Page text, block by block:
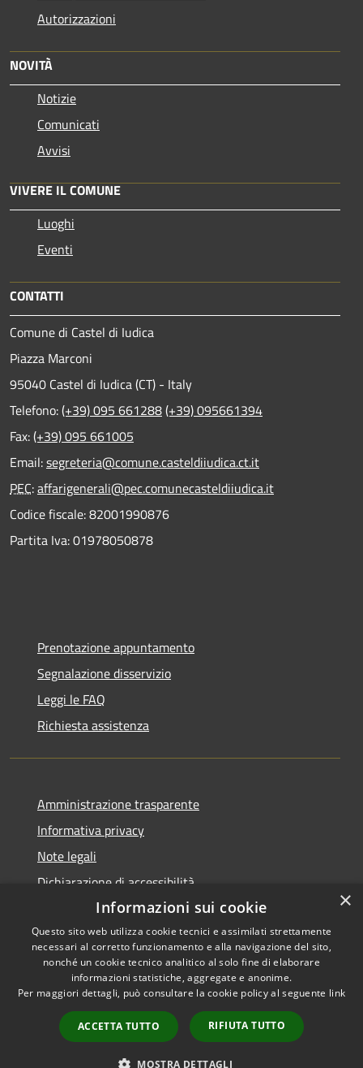
Autorizzazioni
NOVITÀ
Notizie
Comunicati
Avvisi
VIVERE IL COMUNE
Luoghi
Eventi
CONTATTI
Comune di Castel di Iudica
Piazza Marconi
95040 Castel di Iudica (CT) - Italy
Telefono:(+39) 095 661288(+39) 095661394
Fax:(+39) 095 661005
Email:segreteria@comune.casteldiiudica.ct.it
PEC:affarigenerali@pec.comunecasteldiiudica.it
Codice fiscale: 82001990876
Partita Iva: 01978050878
Prenotazione appuntamento
Segnalazione disservizio
Leggi le FAQ
Richiesta assistenza
Amministrazione trasparente
Informativa privacy
Note legali
Dichiarazione di accessibilità
Accessibilità
Privacy
Mappa del sito
Copyright © 2026 • Comune di
Castel di Iudica • Powered by
Municipium
Accesso
redazione
×
Informazioni sui cookie
Questo sito web utilizza cookie tecnici e assimilati strettamente
necessari al corretto funzionamento e alla navigazione del sito,
nonché un cookie tecnico analitico al solo fine di elaborare
informazioni statistiche, aggregate e anonime.
Per maggiori dettagli, può consultare la cookie policy al seguente link
ACCETTA TUTTO RIFIUTA TUTTO
MOSTRA DETTAGLI